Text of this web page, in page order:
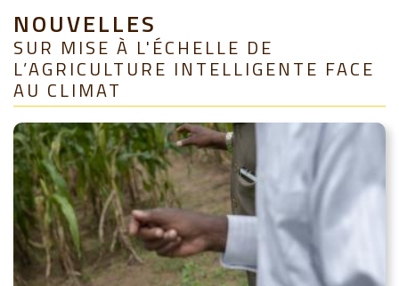
NOUVELLES
SUR MISE À L'ÉCHELLE DE
L’AGRICULTURE INTELLIGENTE FACE
AU CLIMAT